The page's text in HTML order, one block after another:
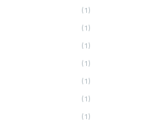
(1)
(1)
(1)
(1)
(1)
(1)
(1)